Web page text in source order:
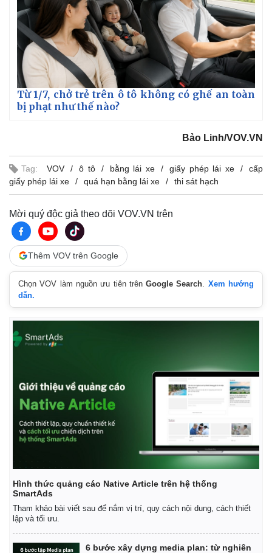
Pháp luật
Vụ án
Quân sự - Quốc phòng
Vũ khí
Từ 1/7, chở trẻ trên ô tô không có ghế an toàn
bị phạt như thế nào?
Bảo Linh/VOV.VN
Tag: VOV ô tô bằng lái xe giấy phép lái xe
cấp
giấy phép lái xe
quá hạn bằng lái xe thi sát hạch
Mời quý độc giả theo dõi VOV.VN trên
Thêm VOV trên Google
Chọn VOV làm nguồn ưu tiên trênGoogle Search
Xem hướng
dẫn.
Hình thức quảng cáo Native Article trên hệ thống
SmartAds
Tham khảo bài viết sau để nắm vị trí, quy cách nội dung, cách thiết
lập và tối ưu.
6 bước xây dựng media plan: từ nghiên